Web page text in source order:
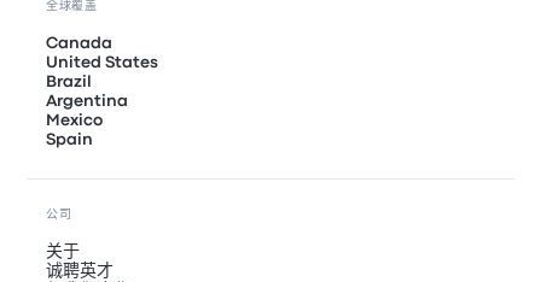
全球覆盖
Canada
United States
Brazil
Argentina
Mexico
Spain
公司
关于
诚聘英才